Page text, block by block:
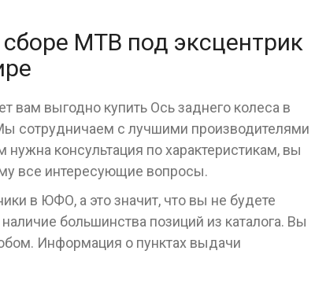
МТВ под эксцентрик
вам выгодно купить Ось заднего колеса в
сотрудничаем с лучшими производителями
консультация по характеристикам, вы
все интересующие вопросы.
в ЮФО, а это значит, что вы не будете
большинства позиций из каталога. Вы
Информация о пунктах выдачи